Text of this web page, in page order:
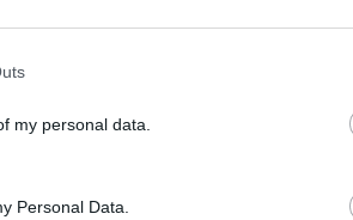
my personal data.
Personal Data.
numeroși
erau
practic la foame.
avem nimic de mâncare»